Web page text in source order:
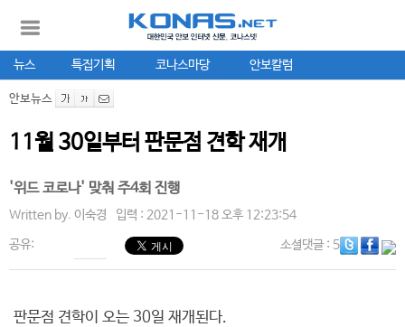
뉴스 특집기획 코나스마당 안보칼럼
안보뉴스
11월 30일부터 판문점 견학 재개
'위드 코로나' 맞춰 주4회 진행
Written by. 이숙경 입력 : 2021-11-18 오후 12:23:54
공유: 소셜댓글: 5
판문점 견학이 오는 30일 재개된다.